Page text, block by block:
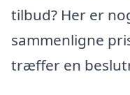
tilbud? Her er
sammenligne
træffer en